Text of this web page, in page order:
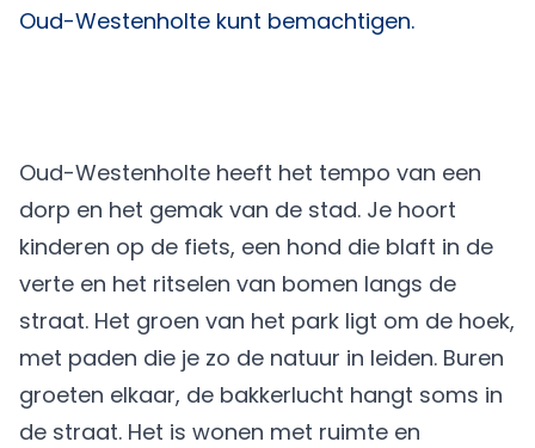
Oud-Westenholte kunt bemachtigen.
Oud-Westenholte heeft het tempo van een
dorp en het gemak van de stad. Je hoort
kinderen op de fiets, een hond die blaft in de
verte en het ritselen van bomen langs de
straat. Het groen van het park ligt om de hoek,
met paden die je zo de natuur in leiden. Buren
groeten elkaar, de bakkerlucht hangt soms in
de straat. Het is wonen met ruimte en